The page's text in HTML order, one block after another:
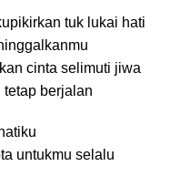
tuk lukai hati
cinta selimuti jiwa
tetap berjalan
untukmu selalu